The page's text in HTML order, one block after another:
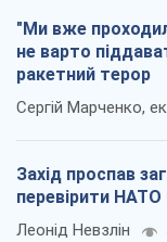
"Ми вже
не варто
ракетний терор
Сергій Марченко,
Захід проспав
перевірити НАТО
Леонід Невзлін